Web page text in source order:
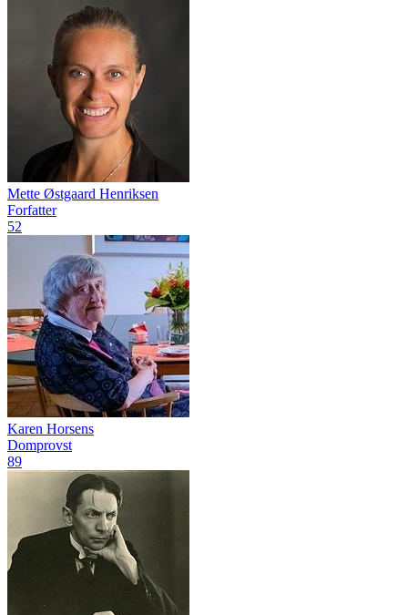
Mette Østgaard Henriksen
Forfatter
52
Karen Horsens
Domprovst
89